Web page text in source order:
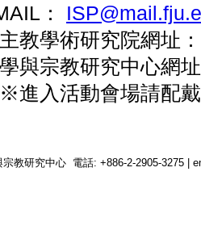
：
教學術研究院網址：
與宗教研究中心網
※進入活動會場請配
教研究中心 電話: +886-2-2905-3275 |